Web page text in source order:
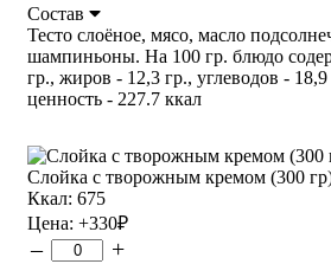
Состав
Тесто слоёное, мясо, масло
шампиньоны. На 100 гр. блюдо
гр., жиров - 12,3 гр., углеводов -
ценность - 227.7 ккал
Слойка с творожным кремом (300
Ккал: 675
Цена: +330₽
– +